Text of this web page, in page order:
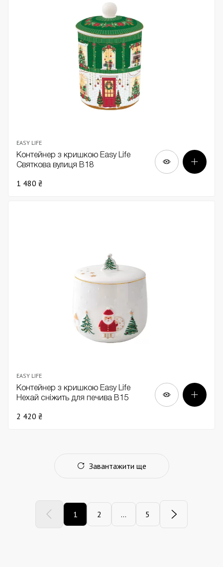
EASY LIFE
Контейнер з кришкою Easy Life
Святкова вулиця В18
1 480 ₴
EASY LIFE
Контейнер з кришкою Easy Life
Нехай сніжить для печива В15
2 420 ₴
Завантажити ще
1 2 ... 5